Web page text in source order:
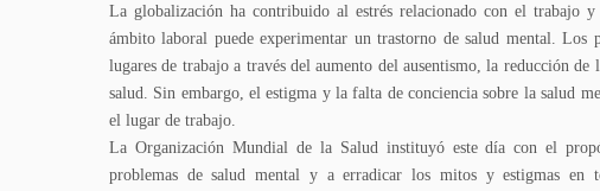
La globalización ha contribuido al estrés relacionado con el trabajo y
ámbito laboral puede experimentar un trastorno de salud mental.
lugares de trabajo a través del aumento del ausentismo, la reducción
salud. Sin embargo, el estigma y la falta de conciencia sobre la salud
el lugar de trabajo.
La Organización Mundial de la Salud instituyó este día con el
problemas de salud mental y a erradicar los mitos y estigmas en